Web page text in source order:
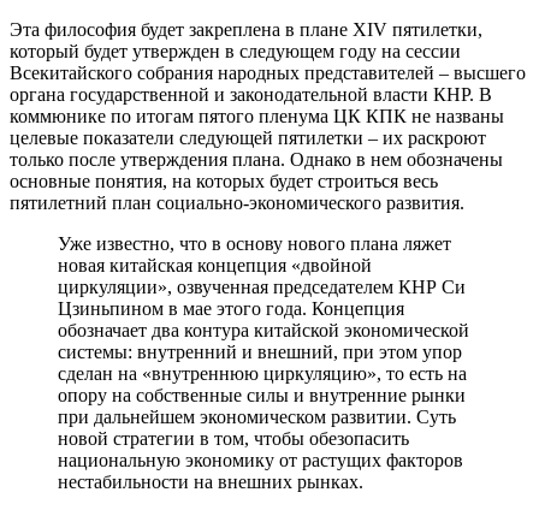
Эта философия будет закреплена в плане XIV пятилетки,
который будет утвержден в следующем году на сессии
Всекитайского собрания народных представителей – высшего
органа государственной и законодательной власти КНР. В
коммюнике по итогам пятого пленума ЦК КПК не названы
целевые показатели следующей пятилетки – их раскроют
только после утверждения плана. Однако в нем обозначены
основные понятия, на которых будет строиться весь
пятилетний план социально-экономического развития.
Уже известно, что в основу нового плана ляжет
новая китайская концепция «двойной
циркуляции», озвученная председателем КНР Си
Цзиньпином в мае этого года. Концепция
обозначает два контура китайской экономической
системы: внутренний и внешний, при этом упор
сделан на «внутреннюю циркуляцию», то есть на
опору на собственные силы и внутренние рынки
при дальнейшем экономическом развитии. Суть
новой стратегии в том, чтобы обезопасить
национальную экономику от растущих факторов
нестабильности на внешних рынках.